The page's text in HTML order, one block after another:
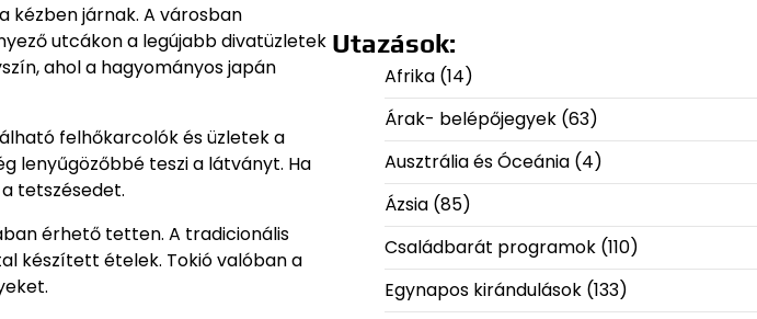
kézben járnak. A városban
utcákon a legújabb divatüzletek
ahol a hagyományos japán
felhőkarcolók és üzletek a
lenyűgözőbbé teszi a látványt. Ha
tetszésedet.
érhető tetten. A tradicionális
készített ételek. Tokió valóban a
Utazások:
Afrika(14)
Árak- belépőjegyek(63)
Ausztrália és Óceánia(4)
Ázsia(85)
Családbarát programok(110)
Egynapos kirándulások(133)